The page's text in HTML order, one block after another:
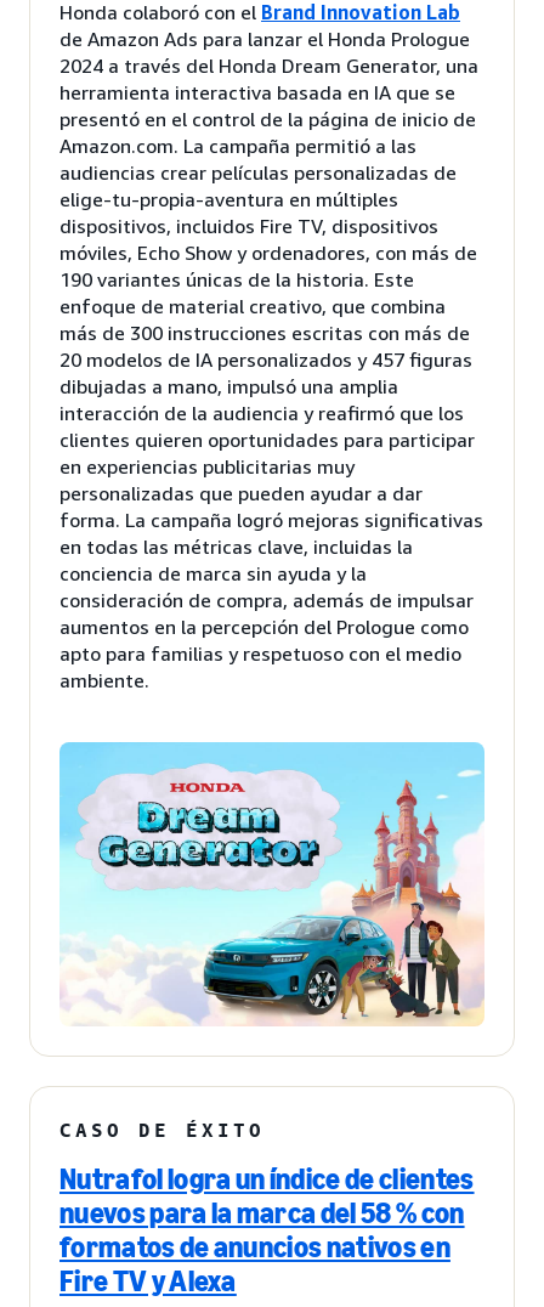
Honda colaboró con el Brand Innovation Lab
de Amazon Ads para lanzar el Honda Prologue
2024 a través del Honda Dream Generator, una
herramienta interactiva basada en IA que se
presentó en el control de la página de inicio de
Amazon.com. La campaña permitió a las
audiencias crear películas personalizadas de
elige-tu-propia-aventura en múltiples
dispositivos, incluidos Fire TV, dispositivos
móviles, Echo Show y ordenadores, con más de
190 variantes únicas de la historia. Este
enfoque de material creativo, que combina
más de 300 instrucciones escritas con más de
20 modelos de IA personalizados y 457 figuras
dibujadas a mano, impulsó una amplia
interacción de la audiencia y reafirmó que los
clientes quieren oportunidades para participar
en experiencias publicitarias muy
personalizadas que pueden ayudar a dar
forma. La campaña logró mejoras significativas
en todas las métricas clave, incluidas la
conciencia de marca sin ayuda y la
consideración de compra, además de impulsar
aumentos en la percepción del Prologue como
apto para familias y respetuoso con el medio
ambiente.
CASO DE ÉXITO
Nutrafol logra un índice de clientes
nuevos para la marca del 58 % con
formatos de anuncios nativos en
Fire TV y Alexa